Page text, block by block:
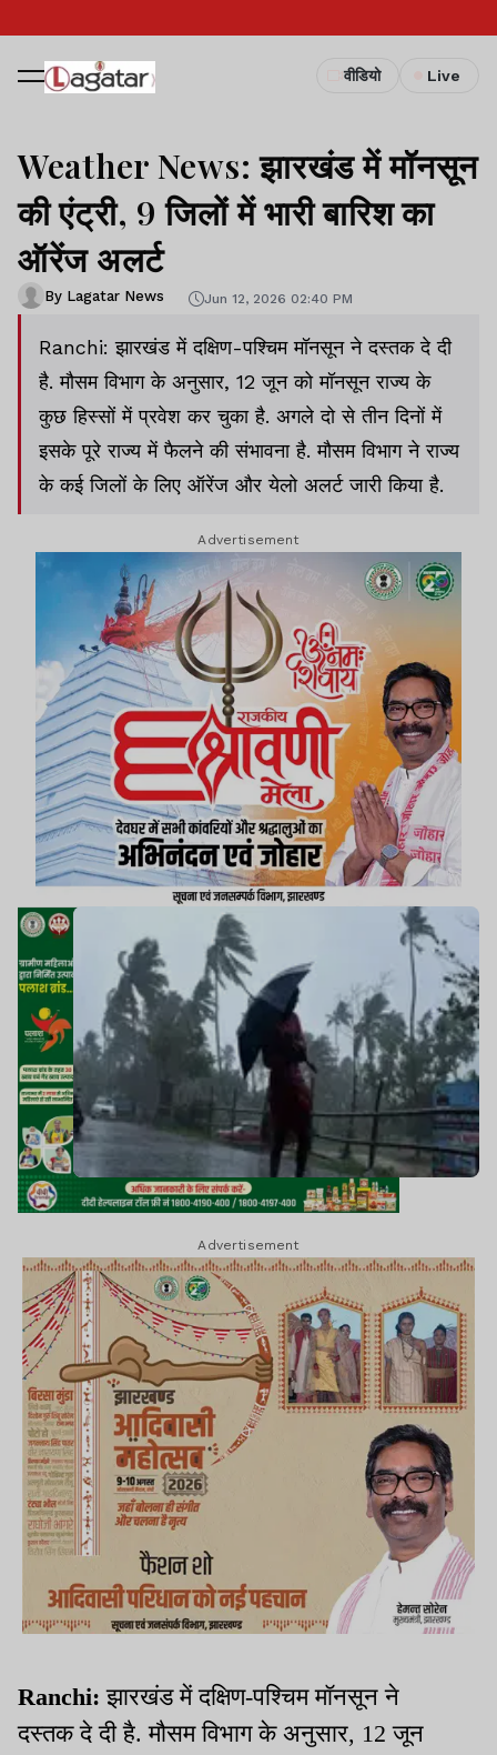
वीडियो Live
Weather News: झारखंड में मॉनसून
की एंट्री, 9 जिलों में भारी बारिश का
ऑरेंज अलर्ट
By Lagatar News Jun 12, 2026 02:40 PM
Ranchi: झारखंड में दक्षिण-पश्चिम मॉनसून ने दस्तक दे दी
है. मौसम विभाग के अनुसार, 12 जून को मॉनसून राज्य के
कुछ हिस्सों में प्रवेश कर चुका है. अगले दो से तीन दिनों में
इसके पूरे राज्य में फैलने की संभावना है. मौसम विभाग ने राज्य
के कई जिलों के लिए ऑरेंज और येलो अलर्ट जारी किया है.
Advertisement
Advertisement
Ranchi:झारखंड में दक्षिण-पश्चिम मॉनसून ने
दस्तक दे दी है. मौसम विभाग के अनुसार, 12 जून